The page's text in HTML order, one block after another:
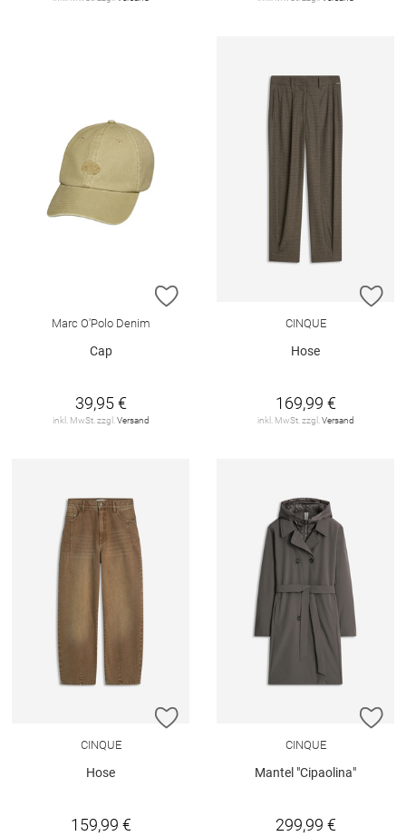
ZUR WUNSCHLISTE HINZUFÜGEN
Marc O'Polo Denim
Cap
39,95 €
inkl. MwSt. zzgl. Versand
CINQUE
Hose
169,99 €
inkl. MwSt. zzgl. Versand
ZUR WUNSCHLISTE HINZUFÜGEN
CINQUE
Hose
159,99 €
CINQUE
Mantel "Cipaolina"
299,99 €